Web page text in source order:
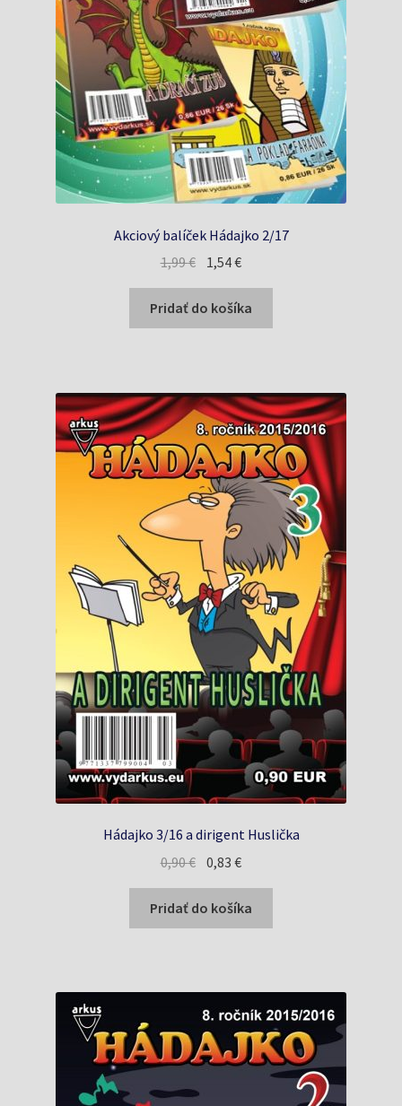
Akciový balíček Hádajko 2/17
1,99€ Pôvodná
cena
bola:
1,99 €.
1,54€Aktuálna
cena
je:
1,54 €.
Pridať do košíka
Hádajko 3/16 a dirigent Huslička
0,90€ Pôvodná
cena
bola:
0,90 €.
0,83€Aktuálna
cena
je:
0,83 €.
Pridať do košíka